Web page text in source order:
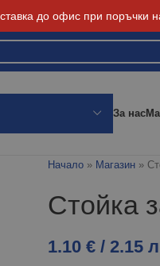
до офис при поръчки
За нас
Начало» Магазин»
Стойка
1.10 € / 2.15